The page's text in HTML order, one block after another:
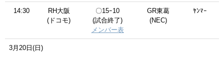
14:30
RH大阪
(ドコモ)
〇15ｰ10
(試合終了)
メンバー表
GR東葛
(NEC)
ﾔﾝﾏｰ
3月20日(日)